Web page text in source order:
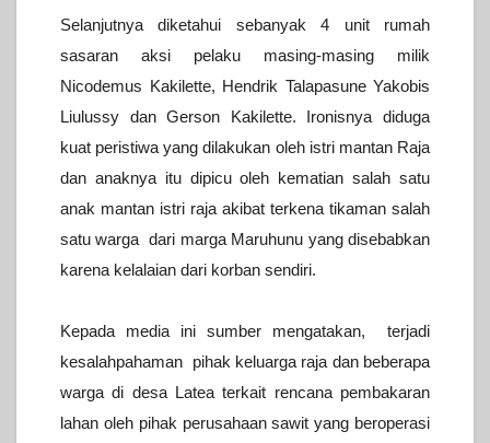
Selanjutnya diketahui sebanyak 4 unit rumah
sasaran aksi pelaku masing-masing milik
Nicodemus Kakilette, Hendrik Talapasune Yakobis
Liulussy dan Gerson Kakilette. Ironisnya diduga
kuat peristiwa yang dilakukan oleh istri mantan Raja
dan anaknya itu dipicu oleh kematian salah satu
anak mantan istri raja akibat terkena tikaman salah
satu warga dari marga Maruhunu yang disebabkan
karena kelalaian dari korban sendiri.
Kepada media ini sumber mengatakan, terjadi
kesalahpahaman pihak keluarga raja dan beberapa
warga di desa Latea terkait rencana pembakaran
lahan oleh pihak perusahaan sawit yang beroperasi